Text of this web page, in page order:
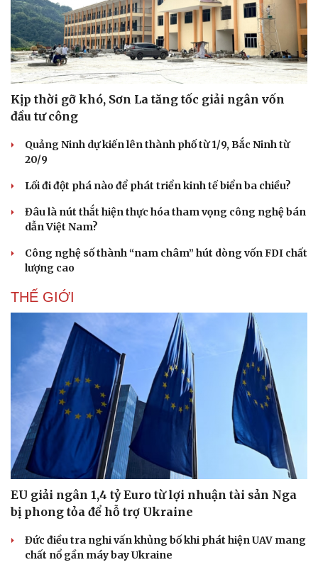
Pháp luật
Vụ án
Tin nóng
Tư vấn luật
Quân sự - Quốc phòng
Vũ khí
Việt Nam
Phân tích
Kịp thời gỡ khó, Sơn La tăng tốc giải ngân vốn
đầu tư công
Quảng Ninh dự kiến lên thành phố từ 1/9, Bắc Ninh từ
20/9
Lối đi đột phá nào để phát triển kinh tế biển ba chiều?
Đâu là nút thắt hiện thực hóa tham vọng công nghệ bán
dẫn Việt Nam?
Công nghệ số thành “nam châm” hút dòng vốn FDI chất
lượng cao
THẾ GIỚI
EU giải ngân 1,4 tỷ Euro từ lợi nhuận tài sản Nga
bị phong tỏa để hỗ trợ Ukraine
Đức điều tra nghi vấn khủng bố khi phát hiện UAV mang
chất nổ gần máy bay Ukraine